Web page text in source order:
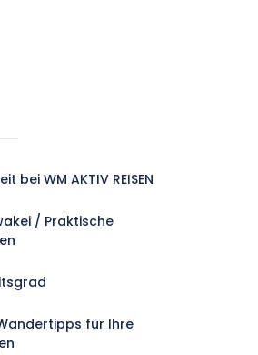
bei WM AKTIV REISEN
/ Praktische
für Ihre